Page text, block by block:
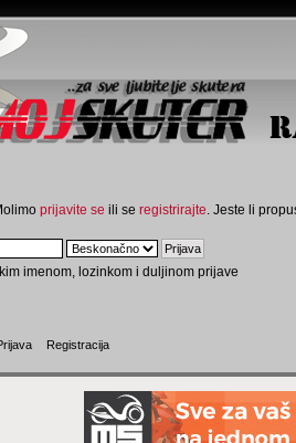
prijavite se ili se registrirajte . Jeste li
imenom, lozinkom i duljinom prijave
Registracija